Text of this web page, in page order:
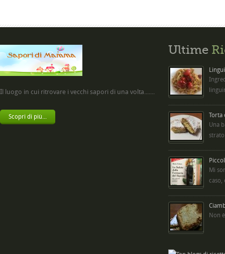
Il luogo in cui ritrovare i vecchi sapori di una volta.......
Scopri di più...
Ultime
Torta
Una
Mi
caso,
Non